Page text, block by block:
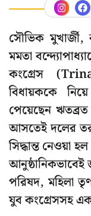
সৌভিক মুখার্জী,
মমতা
কংগ্রেস
বিধায়ককে
পেয়েছেন
আসতেই দলের
সিদ্ধান্ত নেওয়া
আনুষ্ঠানিকভাবেই
পরিষদ, মহিলা
যুব কংগ্রেসসহ